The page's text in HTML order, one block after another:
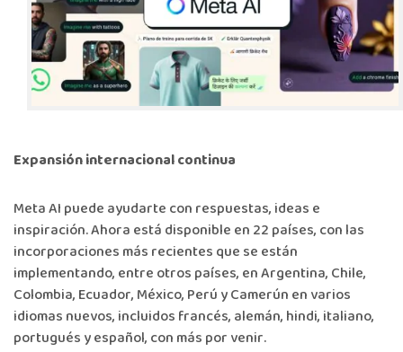
Expansión internacional continua
Meta AI puede ayudarte con respuestas, ideas e
inspiración. Ahora está disponible en 22 países, con las
incorporaciones más recientes que se están
implementando, entre otros países, en Argentina, Chile,
Colombia, Ecuador, México, Perú y Camerún en varios
idiomas nuevos, incluidos francés, alemán, hindi, italiano,
portugués y español, con más por venir.